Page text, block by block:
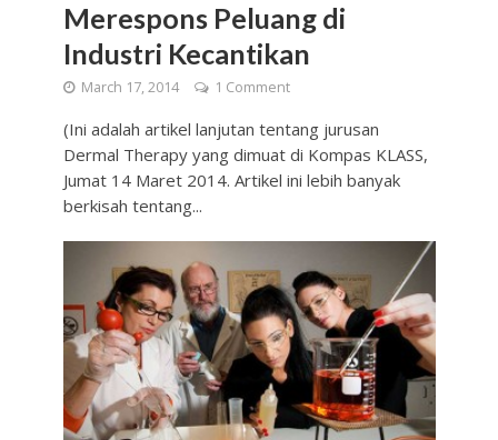
Merespons Peluang di
Industri Kecantikan
March 17, 2014 1 Comment
(Ini adalah artikel lanjutan tentang jurusan
Dermal Therapy yang dimuat di Kompas KLASS,
Jumat 14 Maret 2014. Artikel ini lebih banyak
berkisah tentang...